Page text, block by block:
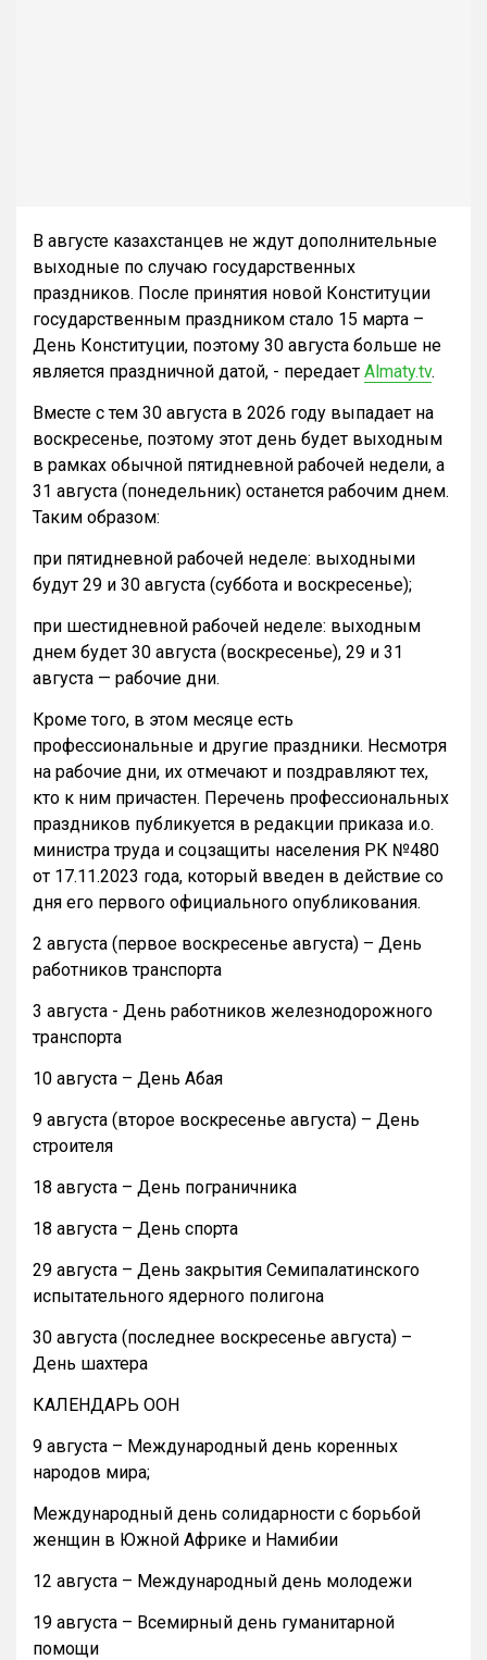
В августе казахстанцев не ждут дополнительные
выходные по случаю государственных
праздников. После принятия новой Конституции
государственным праздником стало 15 марта –
День Конституции, поэтому 30 августа больше не
является праздничной датой, - передает Almaty.tv.
Вместе с тем 30 августа в 2026 году выпадает на
воскресенье, поэтому этот день будет выходным
в рамках обычной пятидневной рабочей недели, а
31 августа (понедельник) останется рабочим днем.
Таким образом:
при пятидневной рабочей неделе: выходными
будут 29 и 30 августа (суббота и воскресенье);
при шестидневной рабочей неделе: выходным
днем будет 30 августа (воскресенье), 29 и 31
августа — рабочие дни.
Кроме того, в этом месяце есть
профессиональные и другие праздники. Несмотря
на рабочие дни, их отмечают и поздравляют тех,
кто к ним причастен. Перечень профессиональных
праздников публикуется в редакции приказа и.о.
министра труда и соцзащиты населения РК №480
от 17.11.2023 года, который введен в действие со
дня его первого официального опубликования.
2 августа (первое воскресенье августа) – День
работников транспорта
3 августа - День работников железнодорожного
транспорта
10 августа – День Абая
9 августа (второе воскресенье августа) – День
строителя
18 августа – День пограничника
18 августа – День спорта
29 августа – День закрытия Семипалатинского
испытательного ядерного полигона
30 августа (последнее воскресенье августа) –
День шахтера
КАЛЕНДАРЬ ООН
9 августа – Международный день коренных
народов мира;
Международный день солидарности с борьбой
женщин в Южной Африке и Намибии
12 августа – Международный день молодежи
19 августа – Всемирный день гуманитарной
помощи